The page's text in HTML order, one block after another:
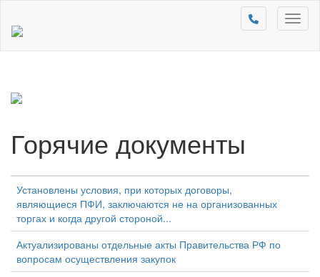
Горячие документы
Установлены условия, при которых договоры,
являющиеся ПФИ, заключаются не на организованных
торгах и когда другой стороной...
Актуализированы отдельные акты Правительства РФ по
вопросам осуществления закупок